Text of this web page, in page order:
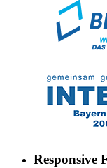
Responsive